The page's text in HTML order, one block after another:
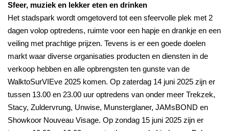
Sfeer, muziek en lekker eten en drinken
Het stadspark wordt omgetoverd tot een sfeervolle plek met 2
dagen volop optredens, ruimte voor een hapje en drankje en een
veiling met prachtige prijzen. Tevens is er een goede doelen
markt waar diverse organisaties producten en diensten in de
verkoop hebben en alle opbrengsten ten gunste van de
WalktoSurVIEve 2025 komen. Op zaterdag 14 juni 2025 zijn er
tussen 13.00 en 23.00 uur optredens van onder meer Trekzek,
Stacy, Zuldervrung, Unwise, Munsterglaner, JAMsBOND en
Showkoor Nouveau Visage. Op zondag 15 juni 2025 zijn er